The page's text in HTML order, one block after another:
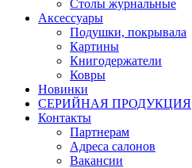
Столы журнальные
Аксессуары
Подушки, покрывала
Картины
Книгодержатели
Ковры
Новинки
СЕРИЙНАЯ ПРОДУКЦИЯ
Контакты
Партнерам
Адреса салонов
Вакансии